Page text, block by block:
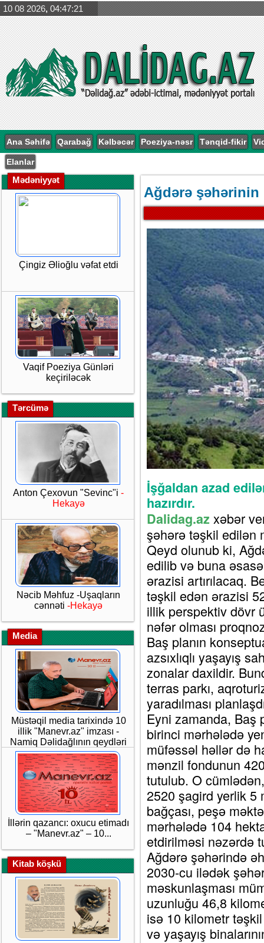
10 08 2026, 04:47:21
Ana Səhifə Qarabağ Kəlbəcər Poeziya-nəsr Tənqid-fikir
Elanlar
Mədəniyyət
Çingiz Əlioğlu vəfat etdi
Vaqif Poeziya Günləri
keçiriləcək
Tərcümə
Anton Çexovun "Sevinc"i -
Hekayə
Nəcib Məhfuz -Uşaqların
cənnəti -Hekayə
Media
Müstəqil media tarixində 10
illik "Manevr.az" imzası -
Namiq Dəlidağlının qeydləri
İllərin qazancı: oxucu etimadı
– "Manevr.az" – 10...
Kitab köşkü
Ağdərə şəhərinin
İşğaldan azad
hazırdır.
Dalidag.az xəbər
şəhərə təşkil edilən
Qeyd olunub ki,
edilib və buna
ərazisi artırılacaq.
təşkil edən ərazisi
illik perspektiv dövr
nəfər olması
Baş planın
azsıxlıqlı yaşayış
zonalar daxildir.
terras parkı,
yaradılması
Eyni zamanda, Baş
birinci mərhələdə
müfəssəl həllər də
mənzil fondunun
tutulub. O
2520 şagird yerlik 5
bağçası, peşə
mərhələdə 104
etdirilməsi nəzərdə
Ağdərə şəhərində
2030-cu ilədək
məskunlaşması
uzunluğu 46,8
isə 10 kilometr
və yaşayış